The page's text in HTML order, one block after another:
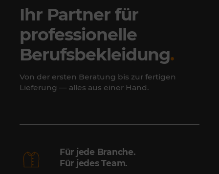
Ihr Partner für
professionelle
Berufsbekleidung.
Von der ersten Beratung bis zur fertigen
Lieferung — alles aus einer Hand.
Für jede Branche.
Für jedes Team.